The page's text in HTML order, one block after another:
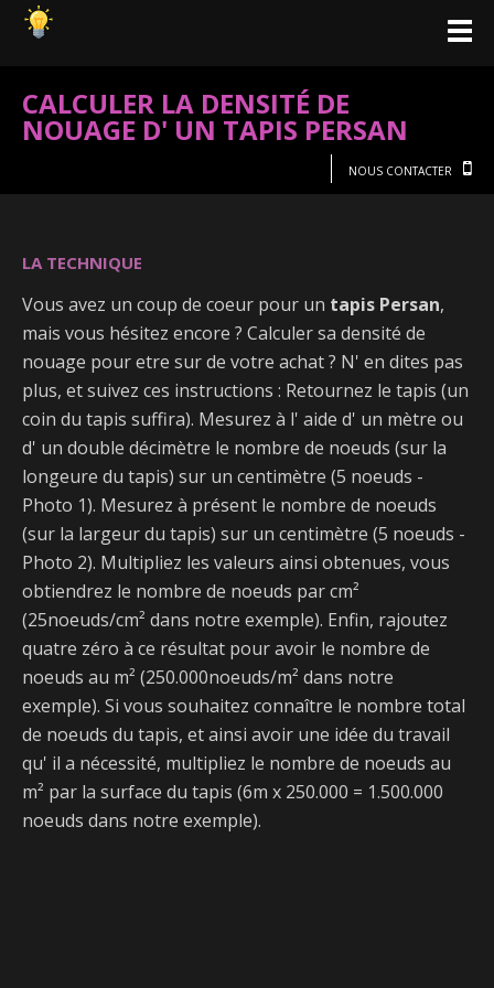
CALCULER LA DENSITÉ DE
NOUAGE D' UN TAPIS PERSAN
NOUS CONTACTER
LA TECHNIQUE
Vous avez un coup de coeur pour un tapis Persan,
mais vous hésitez encore ? Calculer sa densité de
nouage pour etre sur de votre achat ? N' en dites pas
plus, et suivez ces instructions : Retournez le tapis (un
coin du tapis suffira). Mesurez à l' aide d' un mètre ou
d' un double décimètre le nombre de noeuds (sur la
longeure du tapis) sur un centimètre (5 noeuds -
Photo 1). Mesurez à présent le nombre de noeuds
(sur la largeur du tapis) sur un centimètre (5 noeuds -
Photo 2). Multipliez les valeurs ainsi obtenues, vous
obtiendrez le nombre de noeuds par cm²
(25noeuds/cm² dans notre exemple). Enfin, rajoutez
quatre zéro à ce résultat pour avoir le nombre de
noeuds au m² (250.000noeuds/m² dans notre
exemple). Si vous souhaitez connaître le nombre total
de noeuds du tapis, et ainsi avoir une idée du travail
qu' il a nécessité, multipliez le nombre de noeuds au
m² par la surface du tapis (6m x 250.000 = 1.500.000
noeuds dans notre exemple).